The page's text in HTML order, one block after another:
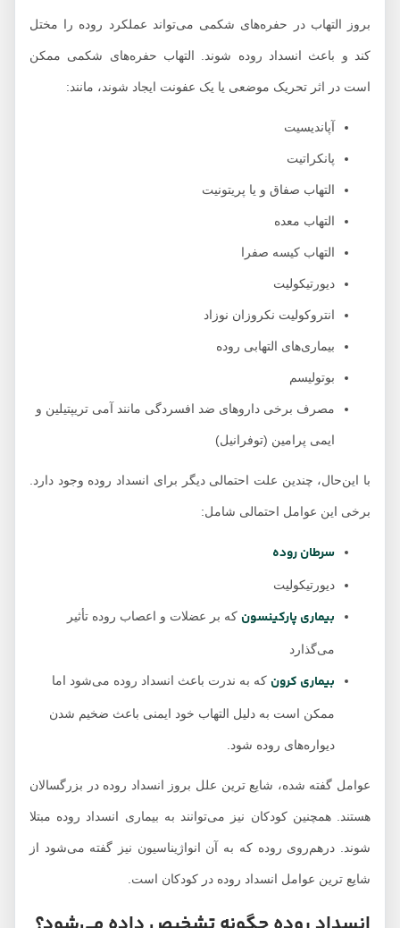
بروز التهاب در حفره‌های شکمی می‌تواند عملکرد روده را مختل
کند و باعث انسداد روده شوند. التهاب حفره‌های شکمی ممکن
است در اثر تحریک موضعی یا یک عفونت ایجاد شوند، مانند:
آپاندیسیت
پانکراتیت
التهاب صفاق و یا پریتونیت
التهاب معده‌
التهاب کیسه صفرا
دیورتیکولیت
انتروکولیت نکروزان نوزاد
بیماری‌های التهابی روده
بوتولیسم
مصرف برخی داروهای ضد افسردگی مانند آمی تریپتیلین و
ایمی پرامین (توفرانیل)
با این‌حال، چندین علت احتمالی دیگر برای انسداد روده وجود دارد.
برخی این عوامل احتمالی شامل:
سرطان روده
دیورتیکولیت
بیماری پارکینسونکه بر عضلات و اعصاب روده تأثیر
می‌گذارد
بیماری کرون که به ندرت باعث انسداد روده می‌شود اما
ممکن است به دلیل التهاب خود ایمنی باعث ضخیم شدن
دیواره‌های روده شود.
عوامل گفته شده، شایع ترین علل بروز انسداد روده در بزرگسالان
هستند. همچنین کودکان نیز می‌توانند به بیماری انسداد روده مبتلا
شوند. درهم‌روی روده که به آن انواژیناسیون نیز گفته می‌شود از
شایع ترین عوامل انسداد روده در کودکان است.